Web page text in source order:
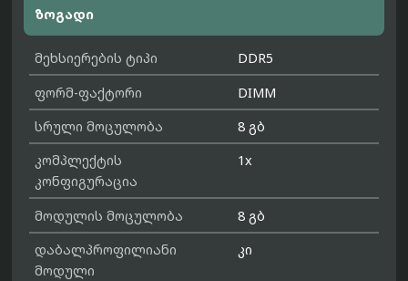
ზოგადი
მეხსიერების ტიპი
DDR5
ფორმ-ფაქტორი
DIMM
სრული მოცულობა
8 გბ
კომპლექტის
კონფიგურაცია
1x
მოდულის მოცულობა
8 გბ
დაბალპროფილიანი
მოდული
კი